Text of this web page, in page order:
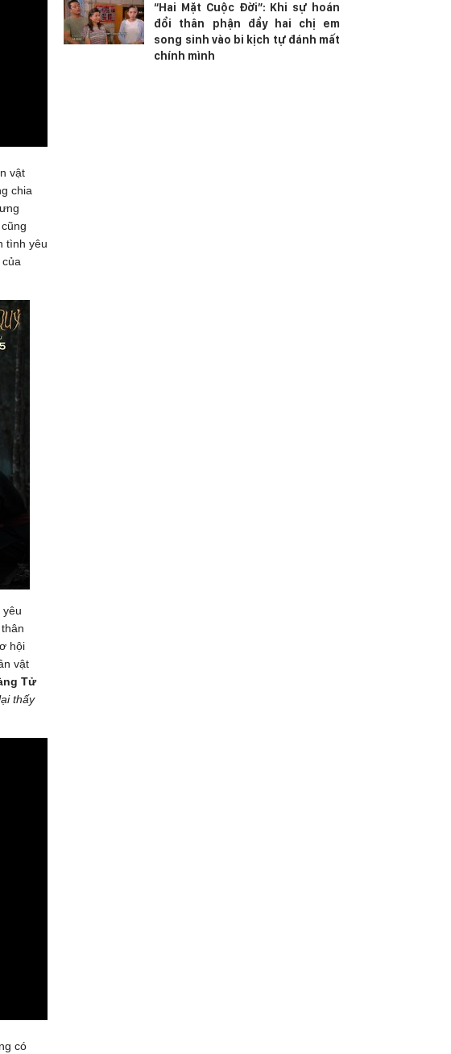
vật
chia
tình yêu
yêu
hội
vật
Tử
thấy
có
“Hai Mặt Cuộc Đời”: Khi sự hoán
đổi thân phận đẩy hai chị em
song sinh vào bi kịch tự đánh mất
chính mình